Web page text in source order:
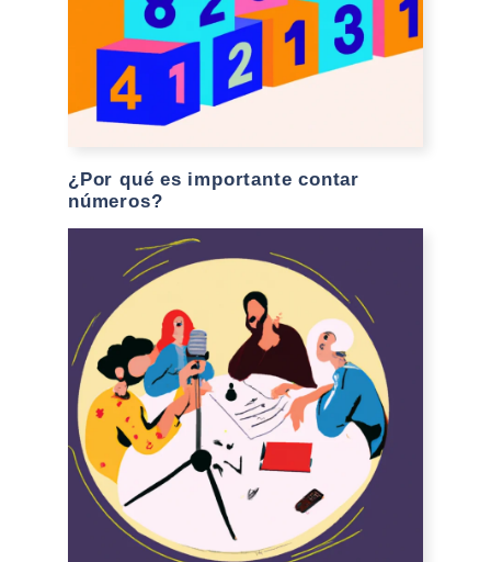
¿Por qué es importante contar
números?